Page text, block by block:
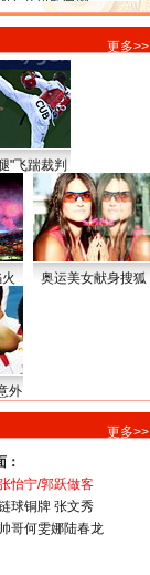
更多>>
"飞踹裁判
奥运美女献身搜狐
外
更多>>
：
怡宁/郭跃做客
球铜牌 张文秀
哥何雯娜陆春龙